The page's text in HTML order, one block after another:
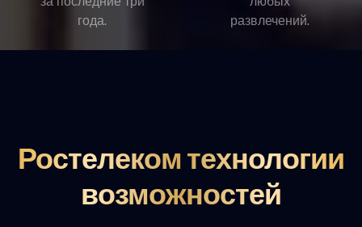
года.
развлечений.
Ростелеком технологии
возможностей